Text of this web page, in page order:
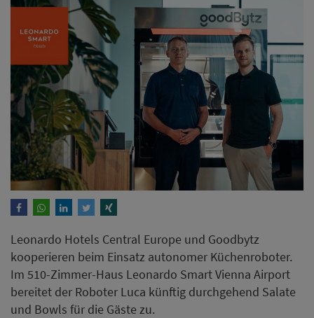
Leonardo Hotels Central Europe und Goodbytz
kooperieren beim Einsatz autonomer Küchenroboter.
Im 510-Zimmer-Haus Leonardo Smart Vienna Airport
bereitet der Roboter Luca künftig durchgehend Salate
und Bowls für die Gäste zu.